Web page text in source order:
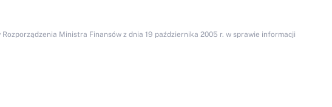
Ministra Finansów z dnia 19 października 2005 r. w sprawie informacji